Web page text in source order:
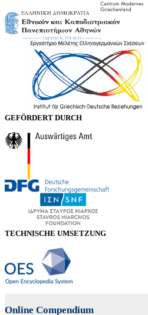
GEFÖRDERT DURCH
TECHNISCHE UMSETZUNG
Online Compendium